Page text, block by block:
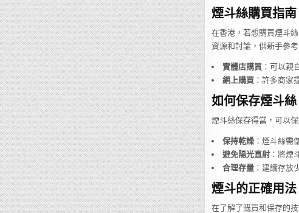
煙斗絲購買指南
在香港，若想購買煙斗
資源和討論，供新手參
實體店購買 ：可以親
網上購買 ：許多商家
如何保存煙斗絲
煙斗絲保存得當，可以
保持乾燥：煙斗絲需
避免陽光直射：將煙
合理存量：建議存放
煙斗的正確用法
在了解了購買和保存的